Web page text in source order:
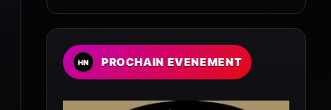
PROCHAIN EVENEMENT